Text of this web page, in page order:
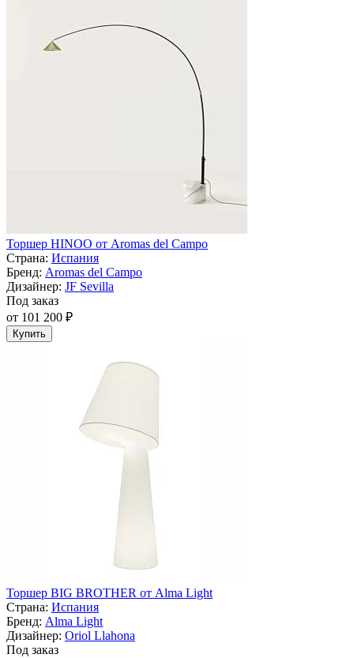
Торшер HINOO от Aromas del Campo
Страна: Испания
Бренд: Aromas del Campo
Дизайнер: JF Sevilla
Под заказ
от 101 200 ₽
Купить
Торшер BIG BROTHER от Alma Light
Страна: Испания
Бренд: Alma Light
Дизайнер: Oriol Llahona
Под заказ